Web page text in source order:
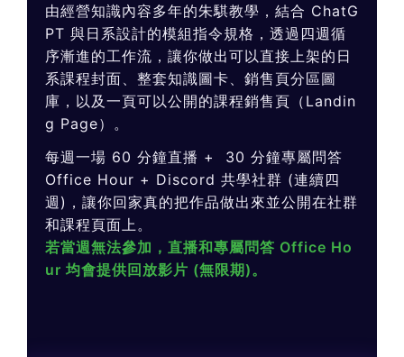
由經營知識內容多年的朱騏教學，結合 ChatG
PT 與日系設計的模組指令規格，透過四週循
序漸進的工作流，讓你做出可以直接上架的日
系課程封面、整套知識圖卡、銷售頁分區圖
庫，以及一頁可以公開的課程銷售頁（Landin
g Page）。
每週一場 60 分鐘直播 + 30 分鐘專屬問答
Office Hour + Discord 共學社群 (連續四
週)，讓你回家真的把作品做出來並公開在社群
和課程頁面上。
若當週無法參加，直播和專屬問答 Office Ho
ur 均會提供回放影片 (無限期)。